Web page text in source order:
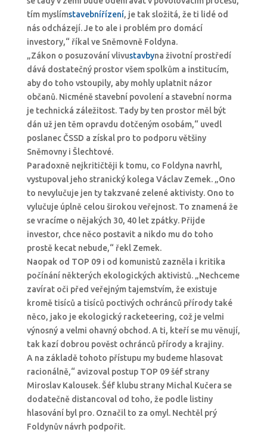
tím myslímstavebnířízení, je tak složitá, že ti lidé od
nás odcházejí. Je to ale i problém pro domácí
investory,“ říkal ve Sněmovně Foldyna.
„Zákon o posuzování vlivustavbyna životní prostředí
dává dostatečný prostor všem spolkům a institucím,
aby do toho vstoupily, aby mohly uplatnit názor
občanů. Nicméně stavební povolení a stavební norma
je technická záležitost. Tady by ten prostor měl být
dán už jen těm opravdu dotčeným osobám,“ uvedl
poslanec ČSSD a získal pro to podporu většiny
Sněmovny i Šlechtové.
Paradoxně nejkritičtěji k tomu, co Foldyna navrhl,
vystupoval jeho stranický kolega Václav Zemek. „Ono
to nevylučuje jen ty takzvané zelené aktivisty. Ono to
vylučuje úplně celou širokou veřejnost. To znamená že
se vracíme o nějakých 30, 40 let zpátky. Přijde
investor, chce něco postavit a nikdo mu do toho
prostě kecat nebude,“ řekl Zemek.
Naopak od TOP 09 i od komunistů zazněla i kritika
počínání některých ekologických aktivistů. „Nechceme
zavírat oči před veřejným tajemstvím, že existuje
kromě tisíců a tisíců poctivých ochránců přírody také
něco, jako je ekologický racketeering, což je velmi
výnosný a velmi ohavný obchod. A ti, kteří se mu věnují,
tak kazí dobrou pověst ochránců přírody a krajiny.
A na základě tohoto přístupu my budeme hlasovat
racionálně,“ avizoval postup TOP 09 šéf strany
Miroslav Kalousek. Šéf klubu strany Michal Kučera se
dodatečně distancoval od toho, že podle listiny
hlasování byl pro. Označil to za omyl. Nechtěl prý
Foldynův návrh podpořit.